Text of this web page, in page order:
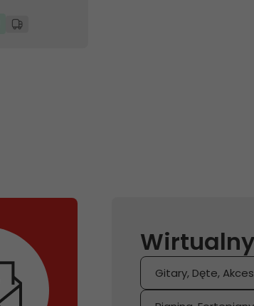
Gitary, Dęte,